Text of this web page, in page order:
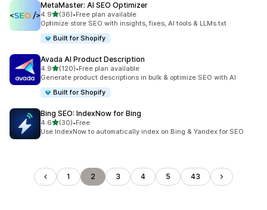
MetaMaster: AI SEO Optimizer
4.9滿分 5 顆星
(36)
共有 36 則評價
•Free plan available
Optimize store SEO with insights, fixes, AI tools & LLMs.txt
Built for Shopify
Avada AI Product Description
4.9滿分 5 顆星
(120)
共有 120 則評價
•Free plan available
Generate product descriptions in bulk & optimize SEO with AI
Built for Shopify
Bing SEO: IndexNow for Bing
4.6滿分 5 顆星
(30)
共有 30 則評價
•Free
Use IndexNow to automatically index on Bing & Yandex for SEO
1 2 3 4 5 43